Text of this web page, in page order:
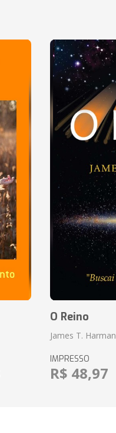
O Reino
James T. Harman
IMPRESSO
R$ 48,97